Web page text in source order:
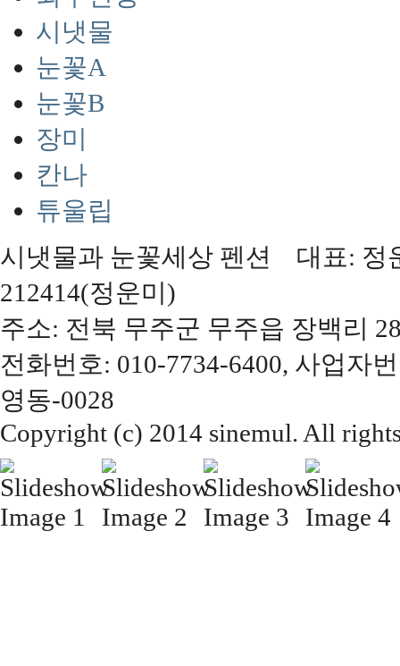
시냇물
눈꽃A
눈꽃B
장미
칸나
튜울립
시냇물과 눈꽃세상 펜션 대표: 정
212414(정운미)
주소: 전북 무주군 무주읍 장백리
전화번호: 010-7734-6400, 사업자
영동-0028
Copyright (c) 2014 sinemul. All